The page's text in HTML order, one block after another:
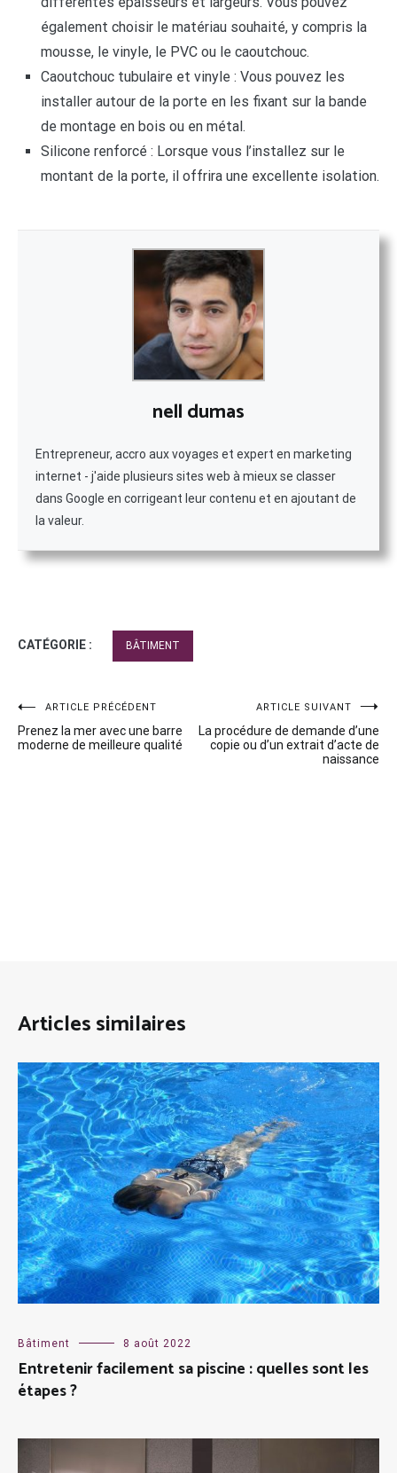
également choisir le matériau souhaité, y compris la
mousse, le vinyle, le PVC ou le caoutchouc.
Caoutchouc tubulaire et vinyle : Vous pouvez les
installer autour de la porte en les fixant sur la bande
de montage en bois ou en métal.
Silicone renforcé : Lorsque vous l’installez sur le
montant de la porte, il offrira une excellente isolation.
nell dumas
Entrepreneur, accro aux voyages et expert en marketing
internet - j'aide plusieurs sites web à mieux se classer
dans Google en corrigeant leur contenu et en ajoutant de
la valeur.
CATÉGORIE : BÂTIMENT
Navigation
de
ARTICLE PRÉCÉDENT
Prenez la mer avec une barre
moderne de meilleure qualité
ARTICLE SUIVANT
La procédure de demande d’une
copie ou d’un extrait d’acte de
naissance
Articles similaires
Bâtiment 8 août 2022
Entretenir facilement sa piscine : quelles sont les
étapes ?